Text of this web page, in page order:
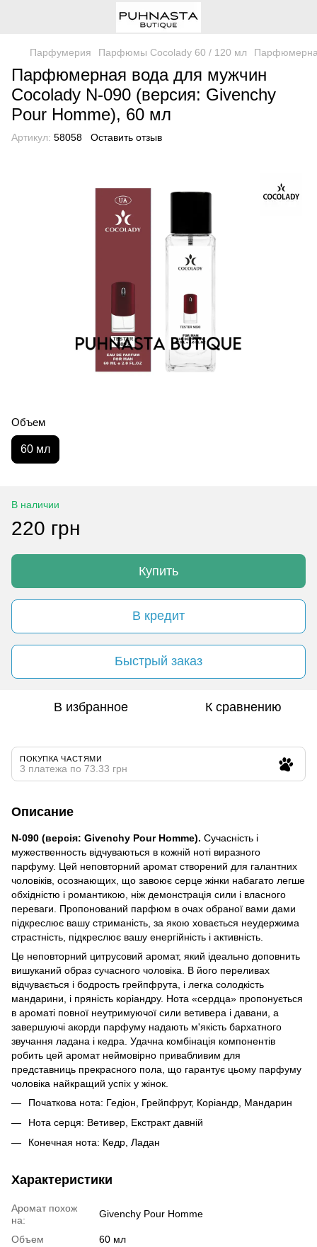
Парфумерия Парфюмы Cocolady 60 / 120 мл
Парфюмерная вода для мужчин
Cocolady N-090 (версия: Givenchy
Pour Homme), 60 мл
Артикул: 58058 Оставить отзыв
Объем
60 мл
В наличии
220 грн
Купить
В кредит
Быстрый заказ
В избранное К сравнению
ПОКУПКА ЧАСТЯМИ
3 платежа по 73.33 грн
Описание
N-090 (версія: Givenchy Pour Homme). Сучасність і
мужественность відчуваються в кожній ноті виразного
парфуму. Цей неповторний аромат створений для галантних
чоловіків, осознающих, що завоює серце жінки набагато легше
обхідністю і романтикою, ніж демонстрація сили і власного
переваги. Пропонований парфюм в очах обраної вами дами
підкреслює вашу стриманість, за якою ховається неудержима
страстність, підкреслює вашу енергійність і активність.
Це неповторний цитрусовий аромат, який ідеально доповнить
вишуканий образ сучасного чоловіка. В його переливах
відчувається і бодрость грейпфрута, і легка солодкість
мандарини, і пряність коріандру. Нота «сердца» пропонується
в ароматі повної неутримуючої сили ветивера і давани, а
завершуючі акорди парфуму надають м'якість бархатного
звучання ладана і кедра. Удачна комбінація компонентів
робить цей аромат неймовірно привабливим для
представниць прекрасного пола, що гарантує цьому парфуму
чоловіка найкращий успіх у жінок.
Початкова нота: Гедіон, Грейпфрут, Коріандр, Мандарин
Нота серця: Ветивер, Екстракт давній
Конечная нота: Кедр, Ладан
Характеристики
Аромат похож
на:
Givenchy Pour Homme
Объем
60 мл